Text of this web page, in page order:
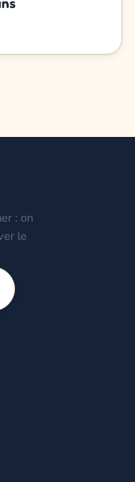
: on
le